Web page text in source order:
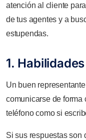
atención al cliente
de tus agentes y a
estupendas.
1.
Un buen
comunicarse de forma
teléfono como si
Si sus respuestas son